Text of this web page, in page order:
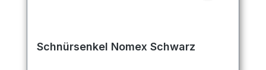
Schnürsenkel Nomex Schwarz